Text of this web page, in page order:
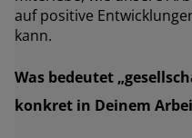
auf positive
kann.
Was bedeutet
konkret in Deinem